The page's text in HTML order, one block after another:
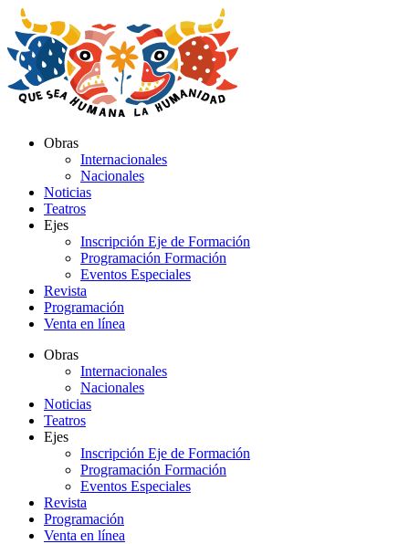
al
contenido
Obras
Internacionales
Nacionales
Noticias
Teatros
Ejes
Inscripción Eje de Formación
Programación Formación
Eventos Especiales
Revista
Programación
Venta en línea
Obras
Internacionales
Nacionales
Noticias
Teatros
Ejes
Inscripción Eje de Formación
Programación Formación
Eventos Especiales
Revista
Programación
Venta en línea